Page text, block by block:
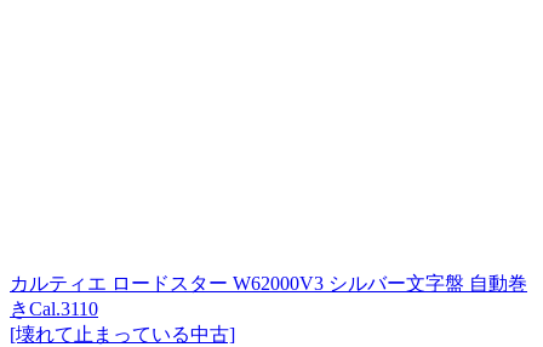
カルティエ ロードスター W62000V3 シルバー文字盤 自動巻
きCal.3110
[壊れて止まっている中古]